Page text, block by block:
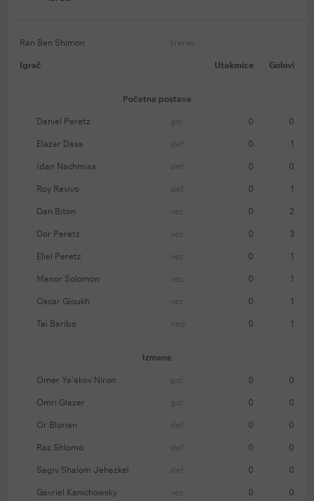
Ran Ben Shimon trener
Igrač Utakmice Golovi
Početna postava
Daniel Peretz gol. 0 0
Elazar Dasa def. 0 1
Idan Nachmias def. 0 0
Roy Revivo def. 0 1
Dan Biton vez. 0 2
Dor Peretz vez. 0 3
Eliel Peretz vez. 0 1
Manor Solomon vez. 0 1
Oscar Gloukh vez. 0 1
Tai Baribo nap. 0 1
Izmene
Omer Ya'akov Niron gol. 0 0
Omri Glazer gol. 0 0
Or Blorian def. 0 0
Raz Shlomo def. 0 0
Sagiv Shalom Jehezkel def. 0 0
Gavriel Kanichowsky vez. 0 0